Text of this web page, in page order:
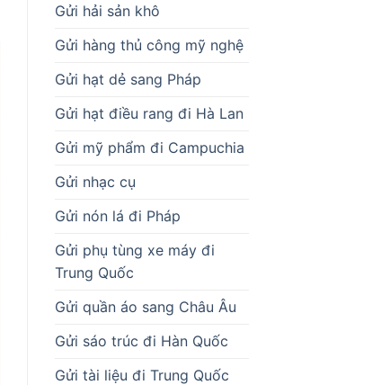
Gửi hải sản khô
Gửi hàng thủ công mỹ nghệ
Gửi hạt dẻ sang Pháp
Gửi hạt điều rang đi Hà Lan
Gửi mỹ phẩm đi Campuchia
Gửi nhạc cụ
Gửi nón lá đi Pháp
Gửi phụ tùng xe máy đi
Trung Quốc
Gửi quần áo sang Châu Âu
Gửi sáo trúc đi Hàn Quốc
Gửi tài liệu đi Trung Quốc